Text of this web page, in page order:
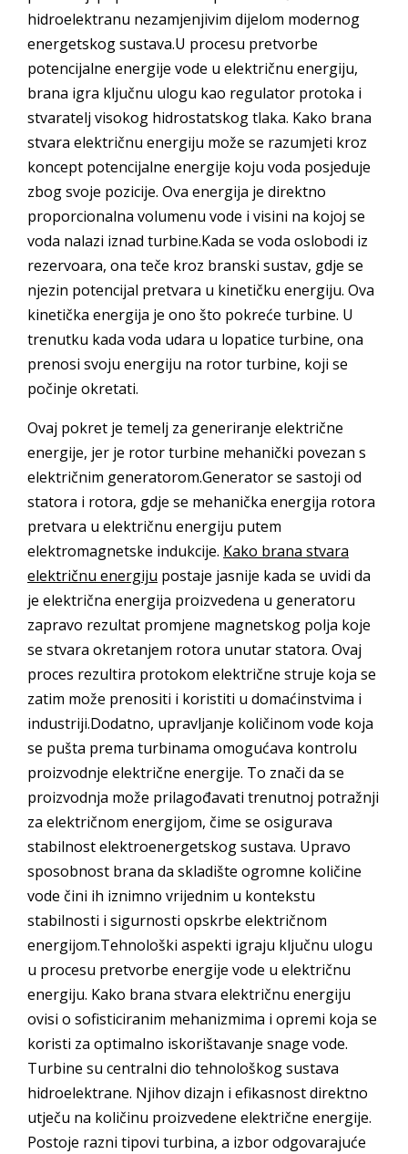
hidroelektranu nezamjenjivim dijelom modernog
energetskog sustava.U procesu pretvorbe
potencijalne energije vode u električnu energiju,
brana igra ključnu ulogu kao regulator protoka i
stvaratelj visokog hidrostatskog tlaka. Kako brana
stvara električnu energiju može se razumjeti kroz
koncept potencijalne energije koju voda posjeduje
zbog svoje pozicije. Ova energija je direktno
proporcionalna volumenu vode i visini na kojoj se
voda nalazi iznad turbine.Kada se voda oslobodi iz
rezervoara, ona teče kroz branski sustav, gdje se
njezin potencijal pretvara u kinetičku energiju. Ova
kinetička energija je ono što pokreće turbine. U
trenutku kada voda udara u lopatice turbine, ona
prenosi svoju energiju na rotor turbine, koji se
počinje okretati.
Ovaj pokret je temelj za generiranje električne
energije, jer je rotor turbine mehanički povezan s
električnim generatorom.Generator se sastoji od
statora i rotora, gdje se mehanička energija rotora
pretvara u električnu energiju putem
elektromagnetske indukcije. Kako brana stvara
električnu energiju postaje jasnije kada se uvidi da
je električna energija proizvedena u generatoru
zapravo rezultat promjene magnetskog polja koje
se stvara okretanjem rotora unutar statora. Ovaj
proces rezultira protokom električne struje koja se
zatim može prenositi i koristiti u domaćinstvima i
industriji.Dodatno, upravljanje količinom vode koja
se pušta prema turbinama omogućava kontrolu
proizvodnje električne energije. To znači da se
proizvodnja može prilagođavati trenutnoj potražnji
za električnom energijom, čime se osigurava
stabilnost elektroenergetskog sustava. Upravo
sposobnost brana da skladište ogromne količine
vode čini ih iznimno vrijednim u kontekstu
stabilnosti i sigurnosti opskrbe električnom
energijom.Tehnološki aspekti igraju ključnu ulogu
u procesu pretvorbe energije vode u električnu
energiju. Kako brana stvara električnu energiju
ovisi o sofisticiranim mehanizmima i opremi koja se
koristi za optimalno iskorištavanje snage vode.
Turbine su centralni dio tehnološkog sustava
hidroelektrane. Njihov dizajn i efikasnost direktno
utječu na količinu proizvedene električne energije.
Postoje razni tipovi turbina, a izbor odgovarajuće